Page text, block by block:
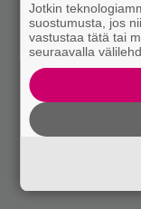
Jotkin
suostumusta, jos
vastustaa tätä tai
seuraavalla